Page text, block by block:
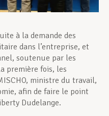
à la demande des
dans l’entreprise, et
soutenue par les
première fois, les
ministre du travail,
afin de faire le point
Dudelange.